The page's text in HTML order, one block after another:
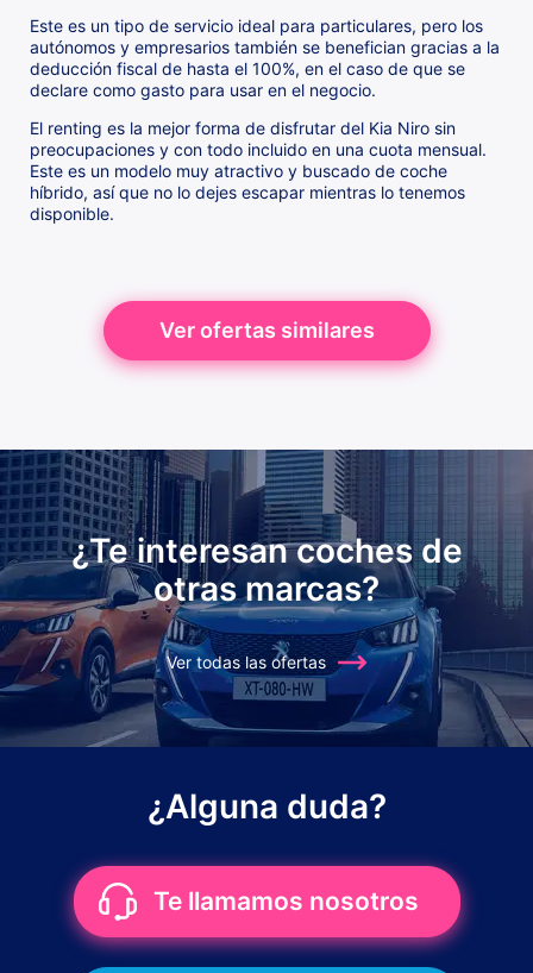
Este es un tipo de servicio ideal para particulares, pero los
autónomos y empresarios también se benefician gracias a la
deducción fiscal de hasta el 100%, en el caso de que se
declare como gasto para usar en el negocio.
El renting es la mejor forma de disfrutar del Kia Niro sin
preocupaciones y con todo incluido en una cuota mensual.
Este es un modelo muy atractivo y buscado de coche
híbrido, así que no lo dejes escapar mientras lo tenemos
disponible.
Ver ofertas similares
¿Te interesan coches de
otras marcas?
Ver todas las ofertas
¿Alguna duda?
Te llamamos nosotros